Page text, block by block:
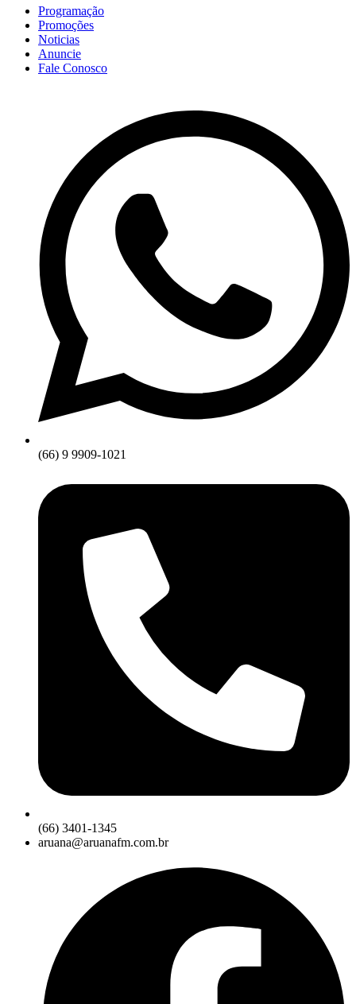
Programação
Promoções
Noticias
Anuncie
Fale Conosco
(66) 9 9909-1021
(66) 3401-1345
aruana@aruanafm.com.br